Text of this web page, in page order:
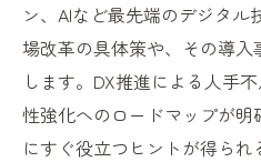
ン、AIなど最先端のデジタル
場改革の具体策や、その導
します。DX推進による人手
性強化へのロードマップが
にすぐ役立つヒントが得られ